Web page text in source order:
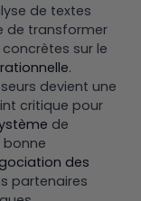
de textes
de transformer
concrètes sur le
.
devient une
critique pour
de
bonne
des
partenaires